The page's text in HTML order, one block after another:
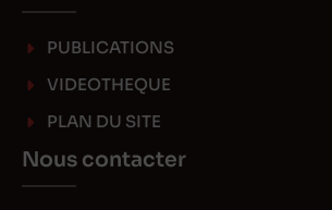
PUBLICATIONS
VIDEOTHEQUE
PLAN DU SITE
Nous contacter